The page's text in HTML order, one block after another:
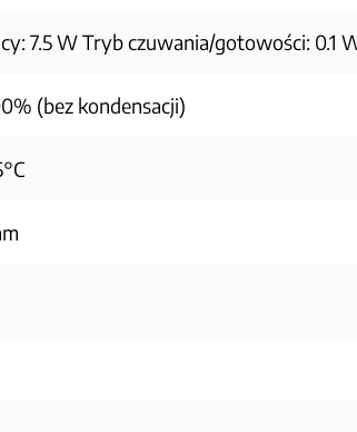
7.5 W Tryb czuwania/gotowości: 0.1
(bez kondensacji)